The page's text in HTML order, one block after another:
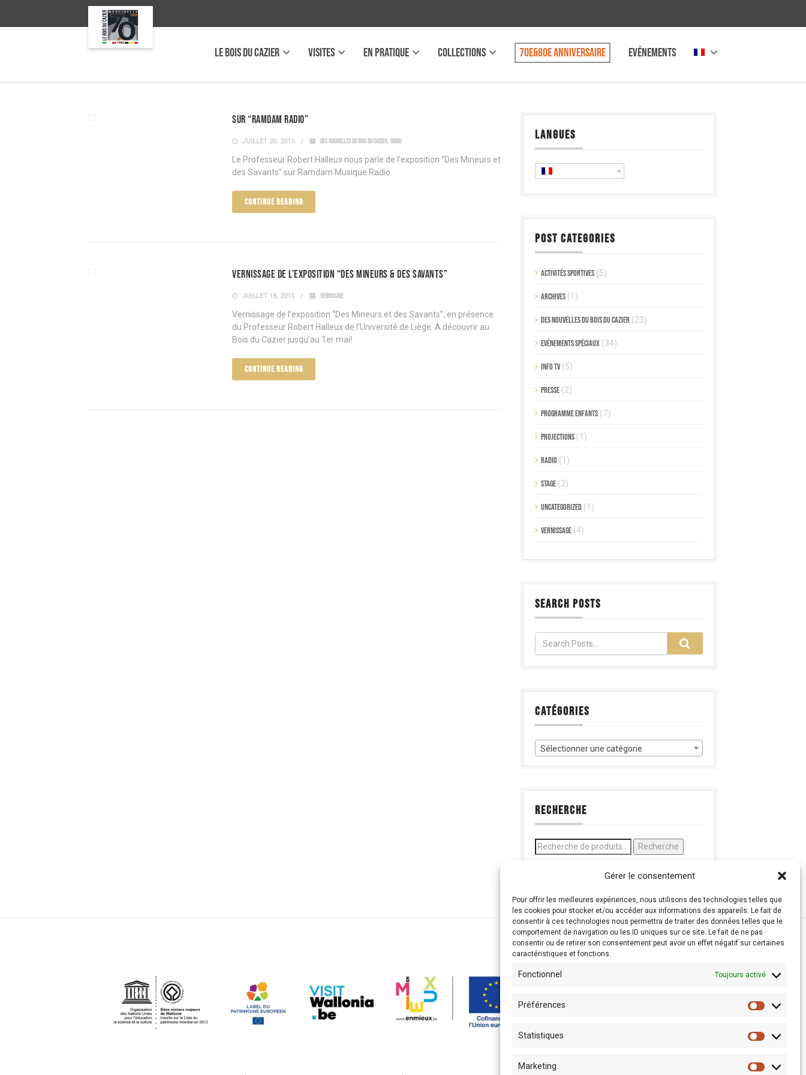
Gérer le consentement
Pour offrir les meilleures expériences, nous utilisons des technologies telles que
les cookies pour stocker et/ou accéder aux informations des appareils. Le fait de
consentir à ces technologies nous permettra de traiter des données telles que le
comportement de navigation ou les ID uniques sur ce site. Le fait de ne pas
consentir ou de retirer son consentement peut avoir un effet négatif sur certaines
caractéristiques et fonctions.
Fonctionnel Toujours activé
Préférences
Statistiques
Marketing
LE BOIS DU CAZIER VISITES EN PRATIQUE COLLECTIONS 70e&80e anniversaire Evénements
Sur “Ramdam Radio”
JUILLET 20, 2015 DES NOUVELLES DU BOIS DU CAZIER, RADIO
Le Professeur Robert Halleux nous parle de l’exposition “Des Mineurs et
des Savants” sur Ramdam Musique Radio.
CONTINUE READING
Vernissage de l’exposition “Des Mineurs & des Savants”
JUILLET 18, 2015 VERNISSAGE
Vernissage de l’exposition “Des Mineurs et des Savants”, en présence
du Professeur Robert Halleux de l’Université de Liège. A découvrir au
Bois du Cazier jusqu’au 1er mai!
CONTINUE READING
LANGUES
POST CATEGORIES
Activités sportives (5)
Archives (1)
Des nouvelles du Bois du Cazier (23)
Evénements spéciaux (34)
Info TV (5)
Presse (2)
Programme enfants (7)
Projections (1)
Radio (1)
Stage (2)
Uncategorized (1)
Vernissage (4)
SEARCH POSTS
CATÉGORIES
Sélectionner une catégorie
RECHERCHE
Recherche